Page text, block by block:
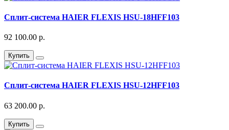
Сплит-система HAIER FLEXIS HSU-18HFF103
92 100.00 р.
Купить
Сплит-система HAIER FLEXIS HSU-12HFF103
63 200.00 р.
Купить